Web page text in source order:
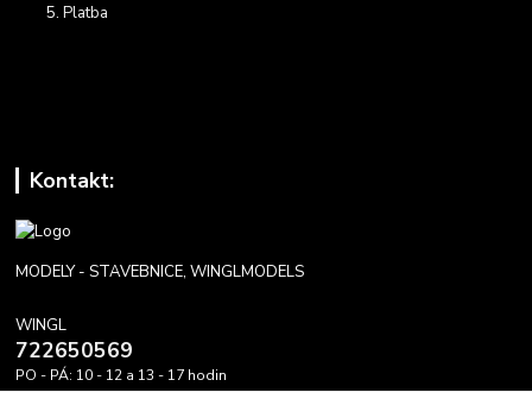
Platba
Kontakt:
MODELY - STAVEBNICE, WINGLMODELS
WINGL
722650569
PO - PÁ: 10 - 12 a 13 - 17 hodin